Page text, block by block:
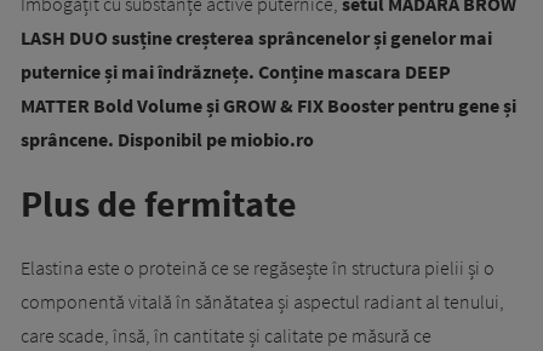
LASH DUO susține creșterea sprâncenelor și genelor mai
puternice și mai îndrăznețe. Conține mascara DEEP
MATTER Bold Volume și GROW & FIX Booster pentru gene și
sprâncene. Disponibil pe miobio.ro
Plus de fermitate
Elastina este o proteină ce se regăsește în structura pielii și o
componentă vitală în sănătatea și aspectul radiant al tenului,
care scade, însă, în cantitate și calitate pe măsură ce